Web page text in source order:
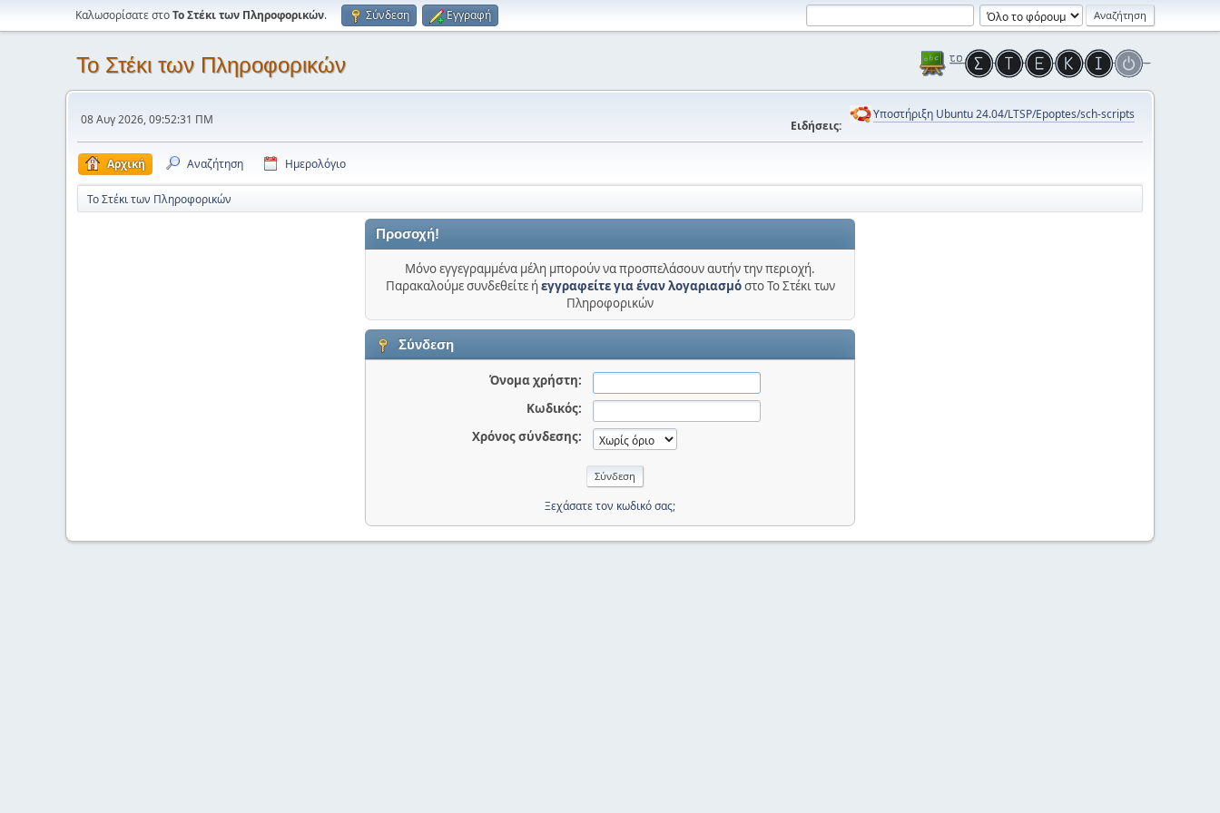
Καλωσορίσατε στοΤο Στέκι των Πληροφορικών. Σύνδεση Εγγραφή
Το Στέκι των Πληροφορικών
08 Αυγ 2026, 09:52:31 ΠΜ Ειδήσεις:
Υποστήριξη Ubuntu 24.04/LTSP/Epoptes/sch-scripts
Αρχική Αναζήτηση Ημερολόγιο
Το Στέκι των Πληροφορικών
Προσοχή!
Μόνο εγγεγραμμένα μέλη μπορούν να προσπελάσουν αυτήν την περιοχή.
Παρακαλούμε συνδεθείτε ήεγγραφείτε για έναν λογαριασμόστο Το Στέκι των
Πληροφορικών
Σύνδεση
Όνομα χρήστη:
Κωδικός:
Χρόνος σύνδεσης:
Ξεχάσατε τον κωδικό σας;